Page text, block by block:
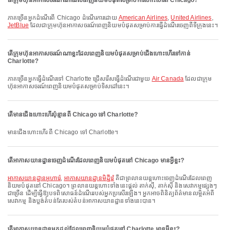
ភាគច្រើនអ្នកដំណើរពី Chicago ដំណើរការដោយ American Airlines, United Airlines,
JetBlue ដែលជាក្រុមហ៊ុនអាកាសចរណ៍ពេញនិយមបំផុតសម្រាប់ការធ្វើដំណើរចេញពីទីក្រុងនេះ។
តើក្រុមហ៊ុនអាកាសចរណ៍ណាខ្លះដែលពេញនិយមបំផុតសម្រាប់ជើងហោះហើរទៅកាន់
Charlotte?
ភាគច្រើនអ្នកធ្វើដំណើរទៅ Charlotte ជ្រើសរើសធ្វើដំណើរជាមួយ Air Canada ដែលជាក្រុម
ហ៊ុនអាកាសចរណ៍ពេញនិយមបំផុតសម្រាប់ទិសដៅនេះ។
តើមានជើងហោះហើរប៉ុន្មានពី Chicago ទៅ Charlotte?
មានជើងហោះហើរ ពី Chicago ទៅ Charlotte។
តើអាកាសយានដ្ឋានចេញដំណើរដែលពេញនិយមបំផុតនៅ Chicago មានអ្វីខ្លះ?
អាកាសយានដ្ឋានអូហារ៉េ, អាកាសយានដ្ឋានមិដ្ឋីវ៉េ គឺជាព្រលានយន្តហោះចេញដំណើរដែលពេញ
និយមបំផុតនៅ Chicago។ ព្រលានយន្តហោះទាំងនេះផ្តល់ តាក់ស៊ី, តាក់ស៊ី និងសេវាកម្មផ្សេងៗ
ជាច្រើន ដើម្បីធ្វើឱ្យបទពិសោធន៍ដំណើររបស់អ្នកប្រសើរឡើង។ អ្នកអាចពិនិត្យព័ត៌មានលម្អិតអំពី
សេវាកម្ម និងប្លង់តំបន់តែរបស់តំបន់អាកាសយានដ្ឋានទាំងនេះបាន។